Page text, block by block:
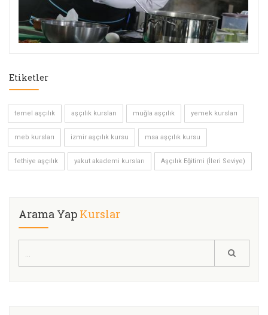
Etiketler
temel aşçılık aşçılık kursları muğla aşçılık yemek kursları
meb kursları izmir aşçılık kursu msa aşçılık kursu
fethiye aşçılık yakut akademi kursları Aşçılık Eğitimi (İleri Seviye)
Arama Yap Kurslar